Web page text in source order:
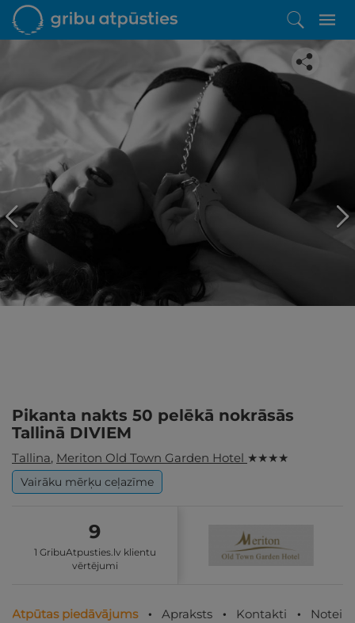
Iepatikās šis piedāvājums?
Līdz brīnišķīgai atpūtai atlikuši tikai daži soļi
PĒRKU
Pikanta nakts 50 pelēkā nokrāsās
Tallinā DIVIEM
Tallina, Meriton Old Town Garden Hotel ★ ★ ★ ★
Vairāku mērķu ceļazīme
9
1 GribuAtpusties.lv klientu
vērtējumi
Atpūtas piedāvājums Apraksts Kontakti